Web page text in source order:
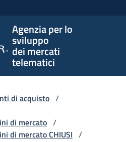
Agenzia per lo
sviluppo
dei mercati
telematici
di acquisto /
di mercato /
di mercato CHIUSI /